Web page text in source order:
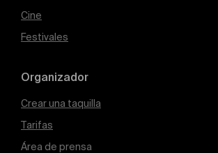
Cine
Festivales
Organizador
Crear una taquilla
Tarifas
Área de prensa